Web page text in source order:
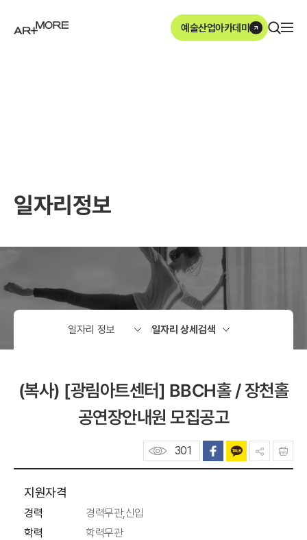
ArtMore
예술산업아카데미
일자리정보
(복사) [광림아트센터] BBCH홀 / 장천홀
공연장안내원 모집공고
301
지원자격
경력
경력무관,신입
학력
학력무관